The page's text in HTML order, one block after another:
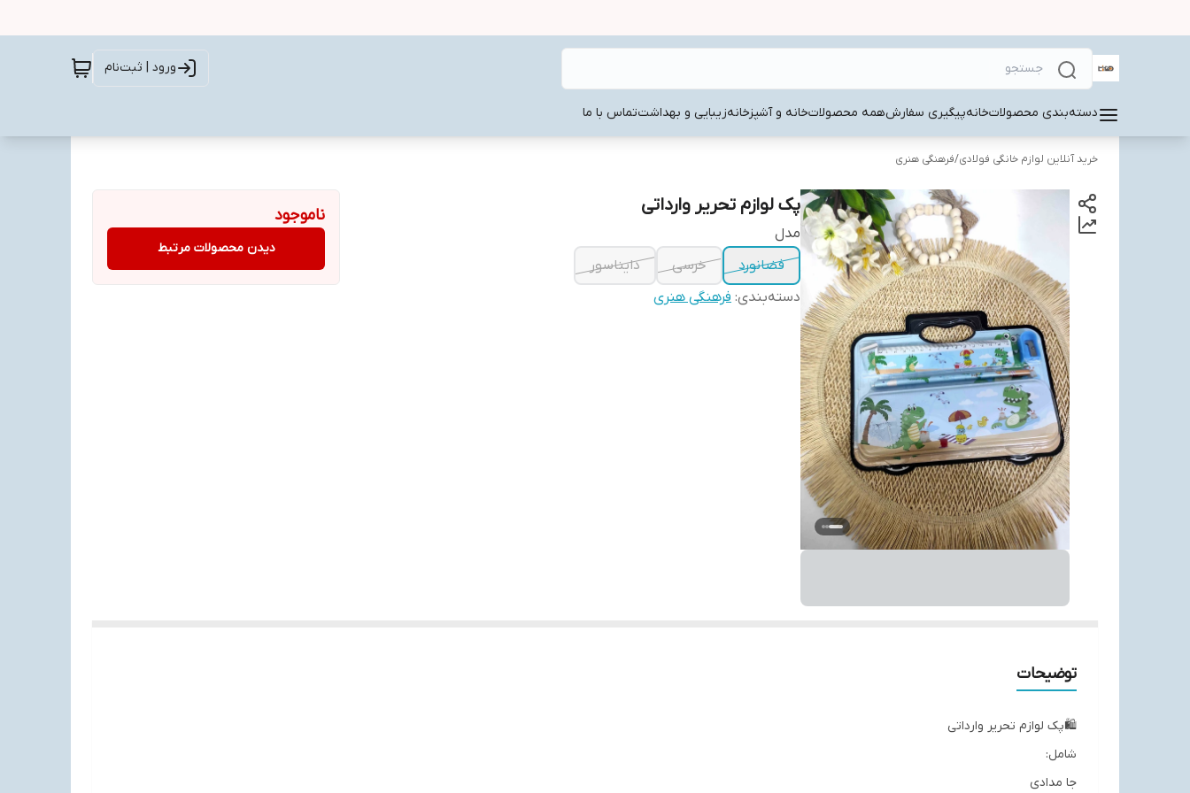
ورود | ثبت‌نام
دسته‌بندی محصولاتخانهپیگیری سفارشهمه محصولاتخانه و آشپزخانهزیبایی و بهداشتتماس با ما
خرید آنلاین لوازم خانگی فولادی/فرهنگی هنری
پک لوازم تحریر وارداتی
مدل
فضانورد
خرسی
دایناسور
دسته‌بندی: فرهنگی هنری
ناموجود
دیدن محصولات مرتبط
توضیحات
🛍پک لوازم تحریر وارداتی
شامل:
جا مدادی